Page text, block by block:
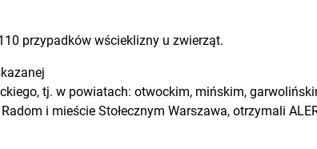
przypadków wścieklizny u zwierząt.
tj. w powiatach: otwockim, mińskim,
i mieście Stołecznym Warszawa, otrzymali